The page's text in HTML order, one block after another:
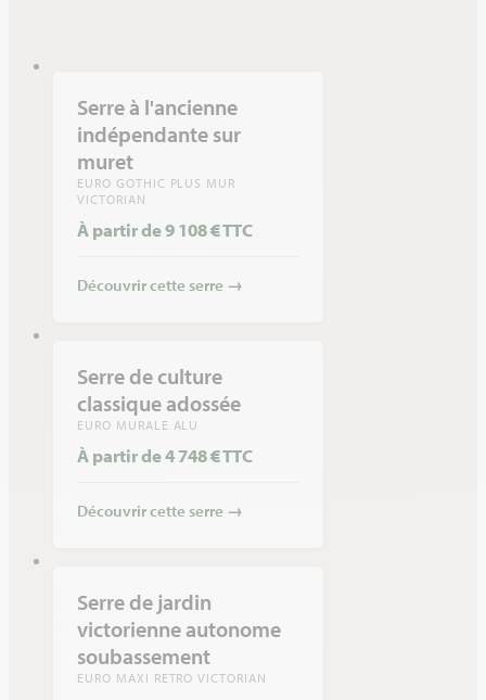
Serre à l'ancienne
indépendante sur
muret
EURO GOTHIC PLUS MUR
VICTORIAN
À partir de 9 108 € TTC
Découvrir cette serre →
Serre de culture
classique adossée
EURO MURALE ALU
À partir de 4 748 € TTC
Découvrir cette serre →
Serre de jardin
victorienne autonome
soubassement
EURO MAXI RETRO VICTORIAN